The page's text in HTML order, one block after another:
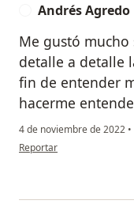
Andrés Agredo
Me gustó
detalle a detalle
fin de entender
hacerme
4 de noviembre de 2022 •
en opinión del usuario
Reportar